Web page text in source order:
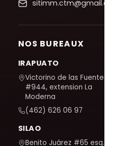
sitimm.ctm@gmail.com
NOS BUREAUX
IRAPUATO
Victorino de las Fuentes
#944, extension La
Moderna
(462) 626 06 97
SILAO
Benito Juárez #65 esq. San